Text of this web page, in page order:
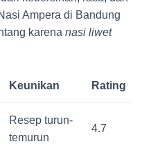
Ampera di Bandung
karena nasi liwet
Keunikan Rating
Resep turun-
temurun
4.7